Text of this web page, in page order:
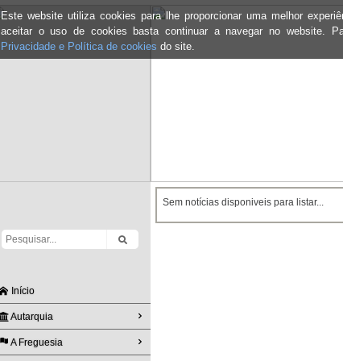
Este website utiliza cookies para lhe proporcionar uma melhor
aceitar o uso de cookies basta continuar a navegar no website.
Privacidade e Política de cookies do site.
Início
Autarquia
A Freguesia
Sem notícias disponiveis para listar...